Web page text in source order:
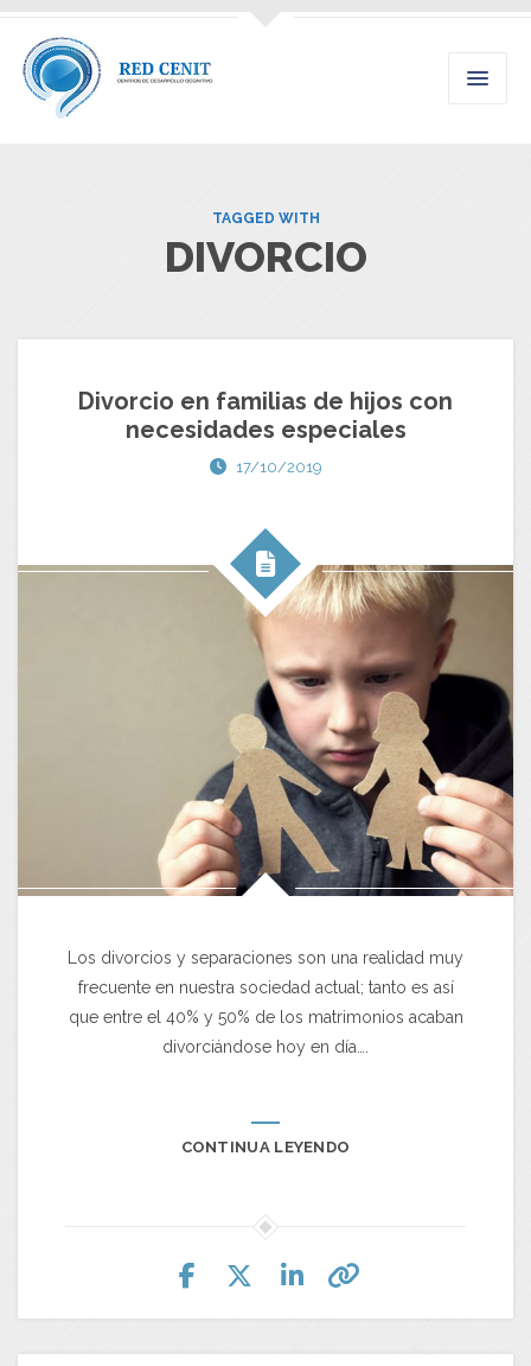
TAGGED WITH
DIVORCIO
Divorcio en familias de hijos con
necesidades especiales
17/10/2019
Los divorcios y separaciones son una realidad muy
frecuente en nuestra sociedad actual; tanto es así
que entre el 40% y 50% de los matrimonios acaban
divorciándose hoy en día….
CONTINUA LEYENDO